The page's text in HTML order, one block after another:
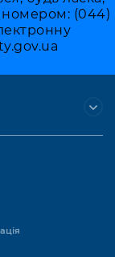
номером: (044)